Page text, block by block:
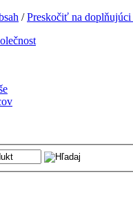
/Preskočiť na doplňujúci